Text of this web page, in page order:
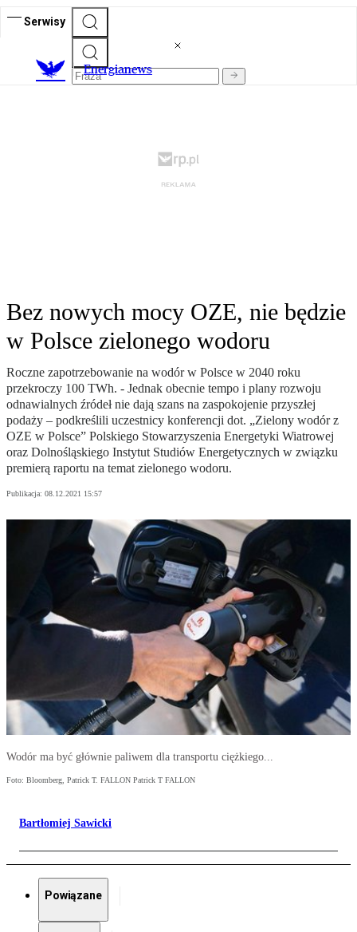
Serwisy
Energianews
Bez nowych mocy OZE, nie będzie
w Polsce zielonego wodoru
Roczne zapotrzebowanie na wodór w Polsce w 2040 roku
przekroczy 100 TWh. - Jednak obecnie tempo i plany rozwoju
odnawialnych źródeł nie dają szans na zaspokojenie przyszłej
podaży – podkreślili uczestnicy konferencji dot. „Zielony wodór z
OZE w Polsce” Polskiego Stowarzyszenia Energetyki Wiatrowej
oraz Dolnośląskiego Instytut Studiów Energetycznych w związku
premierą raportu na temat zielonego wodoru.
Publikacja: 08.12.2021 15:57
Wodór ma być głównie paliwem dla transportu ciężkiego...
Foto: Bloomberg, Patrick T. FALLON Patrick T FALLON
Bartłomiej Sawicki
Powiązane